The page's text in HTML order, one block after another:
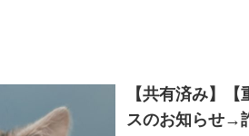
【共有済み】
スのお知らせ→